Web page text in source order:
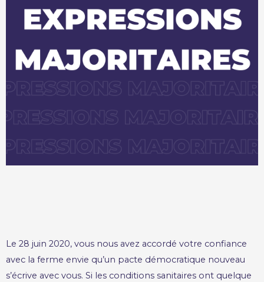
Le 28 juin 2020, vous nous avez accordé votre confiance
avec la ferme envie qu’un pacte démocratique nouveau
s’écrive avec vous. Si les conditions sanitaires ont quelque